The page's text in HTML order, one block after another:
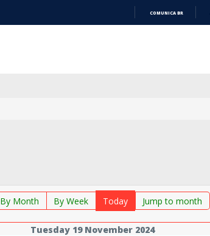
COMUNICA BR
By Month By Week Today Jump to month
Tuesday 19 November 2024